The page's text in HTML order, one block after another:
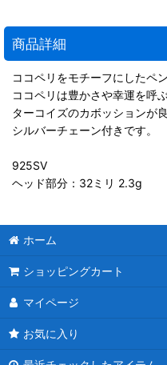
商品詳細
ココペリをモチーフにしたペ
ココペリは豊かさや幸運を呼
ターコイズのカボッションが
シルバーチェーン付きです。
925SV
ヘッド部分：32ミリ 2.3g
ホーム
ショッピングカート
マイページ
お気に入り